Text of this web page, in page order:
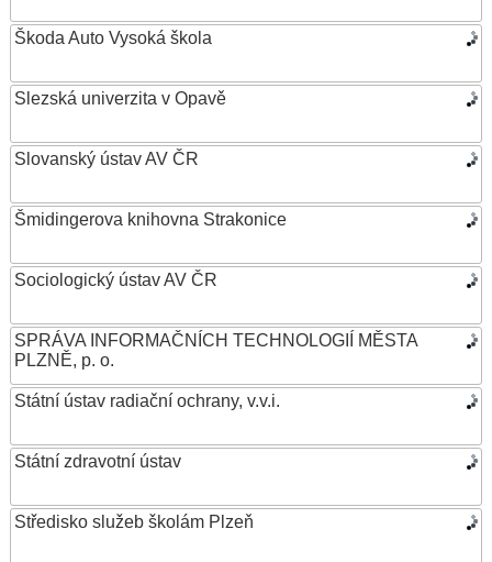
Škoda Auto Vysoká škola
Slezská univerzita v Opavě
Slovanský ústav AV ČR
Šmidingerova knihovna Strakonice
Sociologický ústav AV ČR
SPRÁVA INFORMAČNÍCH TECHNOLOGIÍ MĚSTA
PLZNĚ, p. o.
Státní ústav radiační ochrany, v.v.i.
Státní zdravotní ústav
Středisko služeb školám Plzeň